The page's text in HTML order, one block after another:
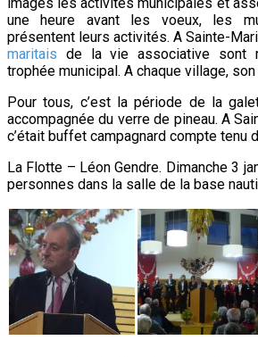
une heure avant les voeux, les
présentent leurs activités. A Sainte-
maritais de la vie associative sont
trophée municipal. A chaque village,
Pour tous, c’est la période de la
accompagnée du verre de pineau. A
c’était buffet campagnard compte tenu
La Flotte – Léon Gendre. Dimanche 3
personnes dans la salle de la base